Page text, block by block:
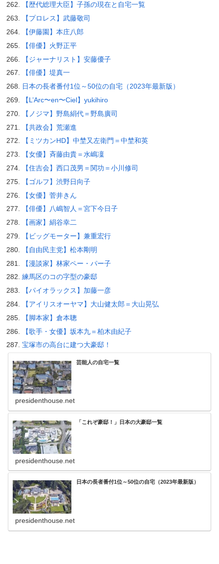
【歴代総理大臣】子孫の現在と自宅一覧
【プロレス】武藤敬司
【伊藤園】本庄八郎
【俳優】火野正平
【ジャーナリスト】安藤優子
【俳優】堤真一
日本の長者番付1位～50位の自宅（2023年最新版）
【L’Arc〜en〜Ciel】yukihiro
【ノジマ】野島絹代＝野島廣司
【共政会】荒瀬進
【ミツカンHD】中埜又左衛門＝中埜和英
【女優】斉藤由貴＝水嶋凜
【住吉会】西口茂男＝関功＝小川修司
【ゴルフ】渋野日向子
【女優】菅井きん
【俳優】八嶋智人＝宮下今日子
【画家】絹谷幸二
【ビッグモーター】兼重宏行
【自由民主党】松本剛明
【漫談家】林家ペー・パー子
練馬区のコの字型の豪邸
【パイオラックス】加藤一彦
【アイリスオーヤマ】大山健太郎＝大山晃弘
【脚本家】倉本聰
【歌手・女優】坂本九＝柏木由紀子
宝塚市の高台に建つ大豪邸！
芸能人の自宅一覧
presidenthouse.net
「これぞ豪邸！」日本の大豪邸一覧
presidenthouse.net
日本の長者番付1位～50位の自宅（2023年最新版）
presidenthouse.net